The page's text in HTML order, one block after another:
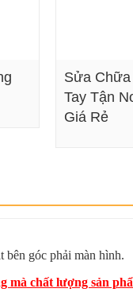
Sửa Chữa
Tay Tận
Giá Rẻ
bên góc phải màn hình.
mà chất lượng sản